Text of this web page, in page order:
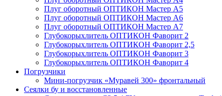
Плуг оборотный ОПТИКОН Мастер А5
Плуг оборотный ОПТИКОН Мастер А6
Плуг оборотный ОПТИКОН Мастер А7
Глубокорыхлитель ОПТИКОН Фаворит 2
Глубокорыхлитель ОПТИКОН Фаворит 2,5
Глубокорыхлитель ОПТИКОН Фаворит 3
Глубокорыхлитель ОПТИКОН Фаворит 4
Погрузчики
Мини-погрузчик «Муравей 300» фронтальный
Сеялки бу и восстановленные